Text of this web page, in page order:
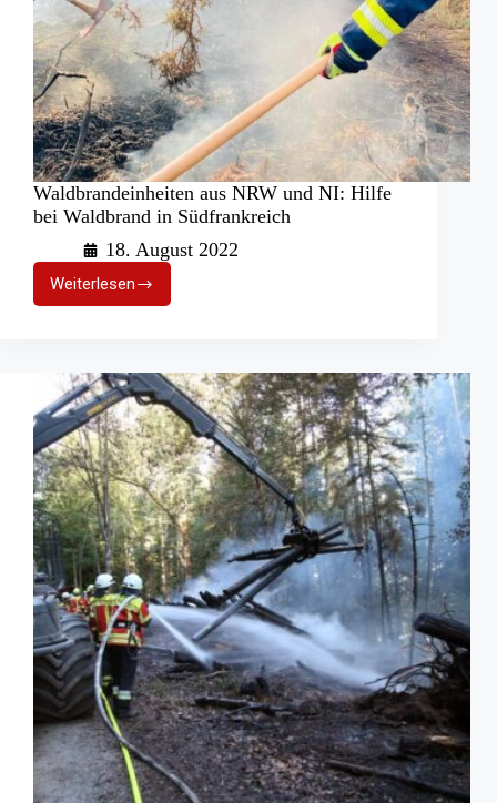
Waldbrandeinheiten aus NRW und NI: Hilfe
bei Waldbrand in Südfrankreich
18. August 2022
WeiterlesenWaldbrandeinheiten
aus
NI:
Hilfe
bei
Waldbrand
in
Südfrankreich